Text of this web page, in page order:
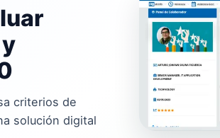
criterios de
solución digital